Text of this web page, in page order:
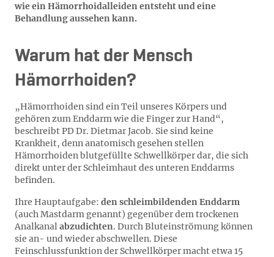
wie ein Hämorrhoidalleiden entsteht und eine
Behandlung aussehen kann.
Warum hat der Mensch
Hämorrhoiden?
„Hämorrhoiden sind ein Teil unseres Körpers und
gehören zum Enddarm wie die Finger zur Hand“,
beschreibt PD Dr. Dietmar Jacob. Sie sind keine
Krankheit, denn anatomisch gesehen stellen
Hämorrhoiden blutgefüllte Schwellkörper dar, die sich
direkt unter der Schleimhaut des unteren Enddarms
befinden.
Ihre Hauptaufgabe: den schleimbildenden Enddarm
(auch Mastdarm genannt) gegenüber dem trockenen
Analkanalabzudichten. Durch Bluteinströmung können
sie an- und wieder abschwellen. Diese
Feinschlussfunktion der Schwellkörper macht etwa 15